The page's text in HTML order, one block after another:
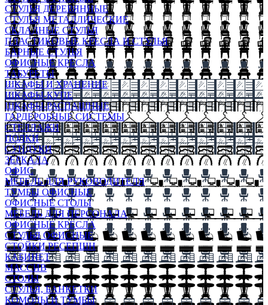
СТУЛЬЯ ДЕРЕВЯННЫЕ
СТУЛЬЯ МЕТАЛЛИЧЕСКИЕ
СКЛАДНЫЕ СТУЛЬЯ
ПЛАСТИКОВЫЕ КРЕСЛА И СТУЛЬЯ
БАРНЫЕ СТУЛЬЯ
ОФИСНЫЕ КРЕСЛА
ТАБУРЕТЫ
ШКАФЫ И ХРАНЕНИЕ
ШКАФЫ-КУПЕ
ШКАФЫ-РАСПАШНЫЕ
ГАРДЕРОБНЫЕ СИСТЕМЫ
СТЕЛЛАЖИ
ПОЛКИ
СУНДУКИ
ЗЕРКАЛА
ОФИС
МЕБЕЛЬ ДЛЯ РУКОВОДИТЕЛЯ
ТУМБЫ ОФИСНЫЕ
ОФИСНЫЕ СТОЛЫ
МЕБЕЛЬ ДЛЯ ПЕРСОНАЛА
ОФИСНЫЕ КРЕСЛА
СТУЛЬЯ ОФИСНЫЕ
СТОЙКИ РЕСЕПШН
КАБИНЕТ
МАССИВ
СТОЛЫ
СТУЛЬЯ, БАНКЕТКИ
КОМОДЫ И ТУМБЫ